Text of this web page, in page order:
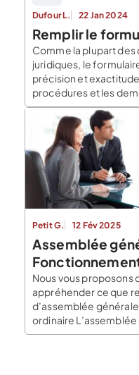
Dufour L. 22 Jan 2024
Remplir le
Comme la plupart
juridiques, le
précision et
procédures et les
interminables. Dans
qu’est le Cefa M3,
quand et comment
Qu’est-ce que le […]
Petit G. 12 Fév 2025
Assemblée
Nous vous proposons
appréhender ce que
d’assemblée
ordinaire
à prendre les